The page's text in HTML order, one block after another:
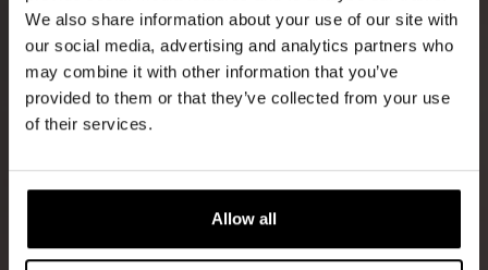
We also share information about your use of our site with
our social media, advertising and analytics partners who
may combine it with other information that you’ve
provided to them or that they’ve collected from your use
of their services.
Allow all
Word lid van de Kompaan-community en schrijf
je in voor onze nieuwsbrief.
Ontvang een persoonlijke eenmalige
eerste over onze nieuwe bieren,
Vul hieronder jouw e-mailadres in om uw